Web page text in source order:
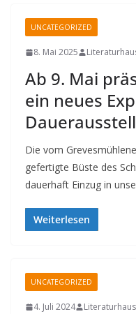
UNCATEGORIZED
8. Mai 2025
Ab 9. Mai
ein neues
Die vom
gefertigte Büste des
dauerhaft Einzug in
Weiterlesen
UNCATEGORIZED
4. Juli 2024 Literaturhaus